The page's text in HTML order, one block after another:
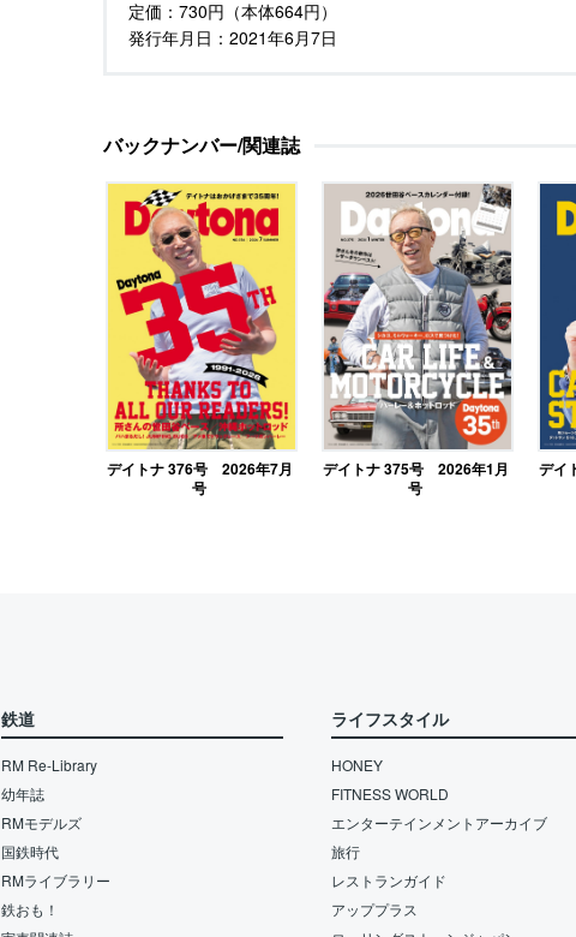
定価： 730円（本体664円）
発行年月日： 2021年6月7日
バックナンバー/関連誌
デイトナ 376号 2026年7月
号
デイトナ 375号 2026年1月
号
デイ
鉄道
RM Re-Library
幼年誌
RMモデルズ
国鉄時代
RMライブラリー
鉄おも！
ライフスタイル
HONEY
FITNESS WORLD
エンターテインメントアーカイブ
旅行
レストランガイド
アッププラス